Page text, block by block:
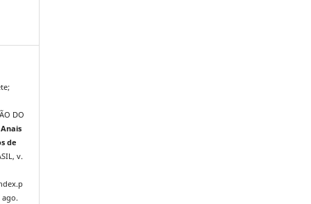
DO
Anais
de
v.